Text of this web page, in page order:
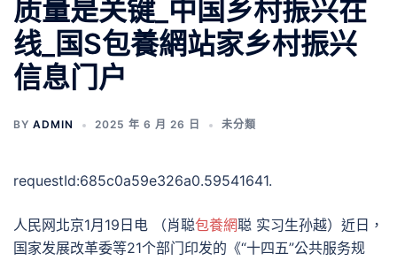
质量是关键_中国乡村振兴在
线_国S包養網站家乡村振兴
信息门户
BY ADMIN 2025 年 6 月 26 日 未分類
requestId:685c0a59e326a0.59541641.
人民网北京1月19日电 （肖聪包養網聪 实习生孙越）近日，
国家发展改革委等21个部门印发的《“十四五”公共服务规